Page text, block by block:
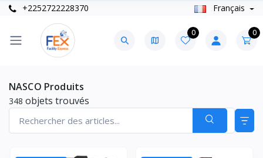
+2252722228370 Français
0 0
NASCO Produits
348 objets trouvés